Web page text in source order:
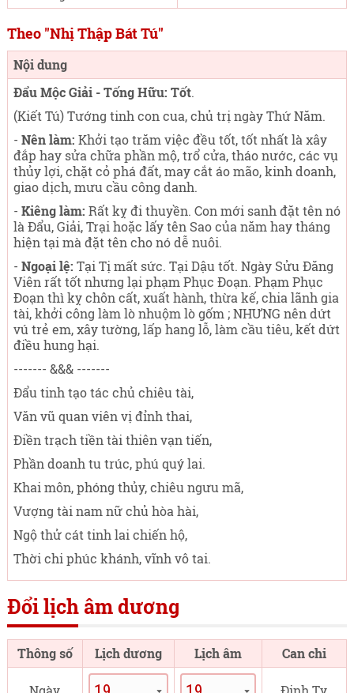
Theo "Nhị Thập Bát Tú"
Nội dung
Đẩu Mộc Giải - Tống Hữu: Tốt.
(Kiết Tú) Tướng tinh con cua, chủ trị ngày Thứ Năm.
- Nên làm: Khởi tạo trăm việc đều tốt, tốt nhất là xây
đắp hay sửa chữa phần mộ, trổ cửa, tháo nước, các vụ
thủy lợi, chặt cỏ phá đất, may cắt áo mão, kinh doanh,
giao dịch, mưu cầu công danh.
- Kiêng làm: Rất kỵ đi thuyền. Con mới sanh đặt tên nó
là Đẩu, Giải, Trại hoặc lấy tên Sao của năm hay tháng
hiện tại mà đặt tên cho nó dễ nuôi.
- Ngoại lệ: Tại Tị mất sức. Tại Dậu tốt. Ngày Sửu Đăng
Viên rất tốt nhưng lại phạm Phục Đoạn. Phạm Phục
Đoạn thì kỵ chôn cất, xuất hành, thừa kế, chia lãnh gia
tài, khởi công làm lò nhuộm lò gốm ; NHƯNG nên dứt
vú trẻ em, xây tường, lấp hang lỗ, làm cầu tiêu, kết dứt
điều hung hại.
------- &&& -------
Đẩu tinh tạo tác chủ chiêu tài,
Văn vũ quan viên vị đỉnh thai,
Điền trạch tiền tài thiên vạn tiến,
Phần doanh tu trúc, phú quý lai.
Khai môn, phóng thủy, chiêu ngưu mã,
Vượng tài nam nữ chủ hòa hài,
Ngộ thử cát tinh lai chiến hộ,
Thời chi phúc khánh, vĩnh vô tai.
Đổi lịch âm dương
Thông số Lịch dương Lịch âm Can chi